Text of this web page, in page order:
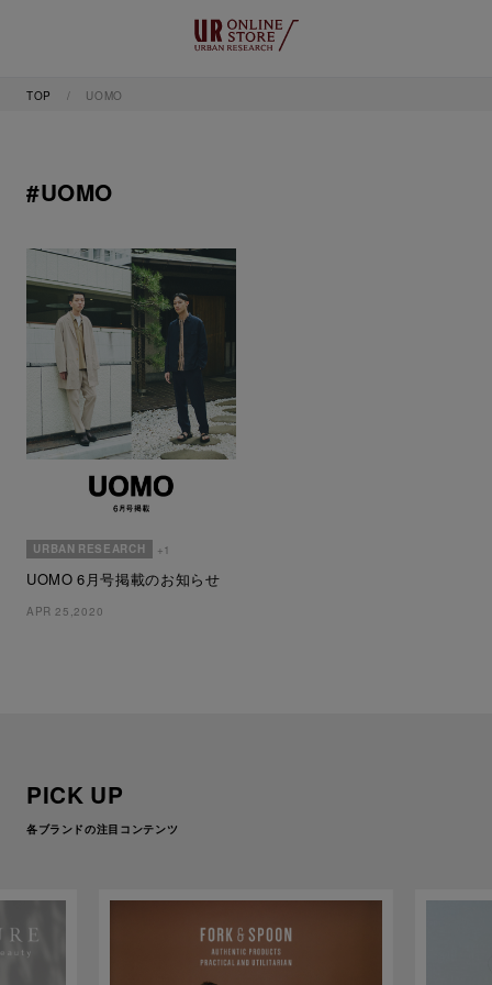
TOP UOMO
#UOMO
URBAN RESEARCH +1
UOMO 6月号掲載のお知らせ
APR 25,2020
PICK UP
各ブランドの注目コンテンツ